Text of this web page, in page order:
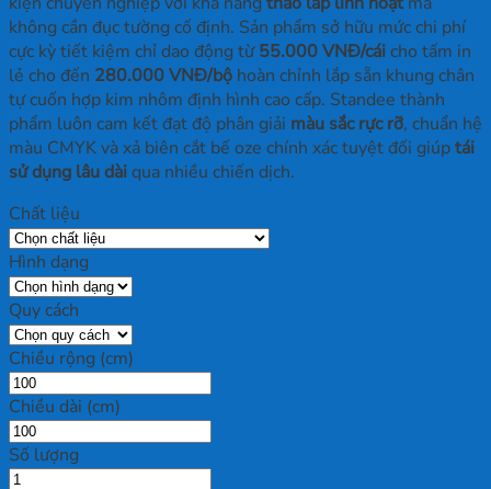
không cần đục tường cố định. Sản phẩm sở hữu mức chi phí
cực kỳ tiết kiệm chỉ dao động từ55.000 VNĐ/cáicho tấm in
lẻ cho đến 280.000 VNĐ/bộ hoàn chỉnh lắp sẵn khung chân
tự cuốn hợp kim nhôm định hình cao cấp. Standee thành
phẩm luôn cam kết đạt độ phân giải màu sắc rực rỡ, chuẩn hệ
màu CMYK và xả biên cắt bế oze chính xác tuyệt đối giúptái
sử dụng lâu dàiqua nhiều chiến dịch.
Chất liệu
Hình dạng
Quy cách
Chiều rộng (cm)
Chiều dài (cm)
Số lượng